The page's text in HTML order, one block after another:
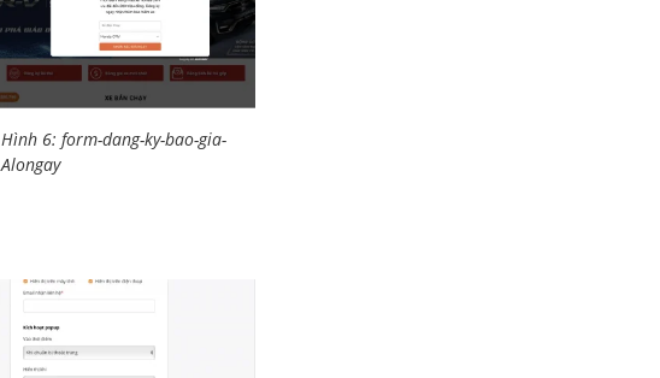
Hình 6: form-dang-ky-bao-gia-
Alongay